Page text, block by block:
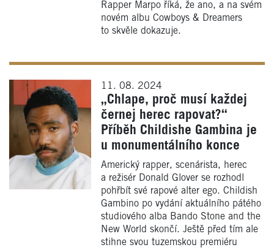
Rapper Marpo říká, že ano, a na svém
novém albu Cowboys & Dreamers
to skvěle dokazuje.
11. 08. 2024
„Chlape, proč musí každej
černej herec rapovat?“
Příběh Childishe Gambina je
u monumentálního konce
Americký rapper, scenárista, herec
a režisér Donald Glover se rozhodl
pohřbít své rapové alter ego. Childish
Gambino po vydání aktuálního pátého
studiového alba Bando Stone and the
New World skončí. Ještě před tím ale
stihne svou tuzemskou premiéru